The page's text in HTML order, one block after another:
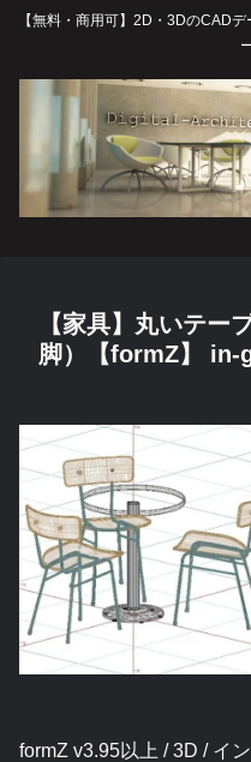
【無料・商用可】2D・3DのCAD
【家具】丸いテー
脚）【formZ】 in-
formZ v3.95以上 / 3D / イ